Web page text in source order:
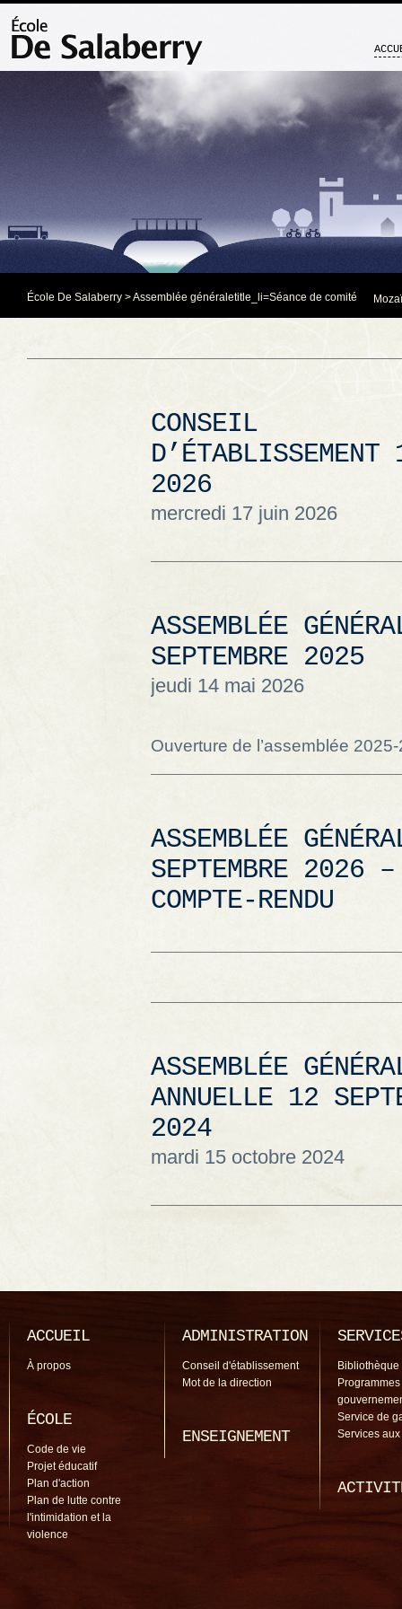
École De Salaberry >Assemblée généraletitle_li=Séance de comité
CONSEIL
2026
mercredi 17 juin 2026
ASSEMBLÉE
SEPTEMBRE 2025
jeudi 14 mai 2026
Ouverture de l’assemblée
ASSEMBLÉE
SEPTEMBRE 2026 –
COMPTE-RENDU
ASSEMBLÉE
ANNUELLE 12
2024
mardi 15 octobre 2024
ACCUEIL
À propos
ÉCOLE
Code de vie
Projet éducatif
Plan d'action
Plan de lutte contre
l'intimidation et la
violence
ADMINISTRATION
Conseil d'établissement
Mot de la direction
ENSEIGNEMENT
Bibliothèque
Programmes
Service de
Services